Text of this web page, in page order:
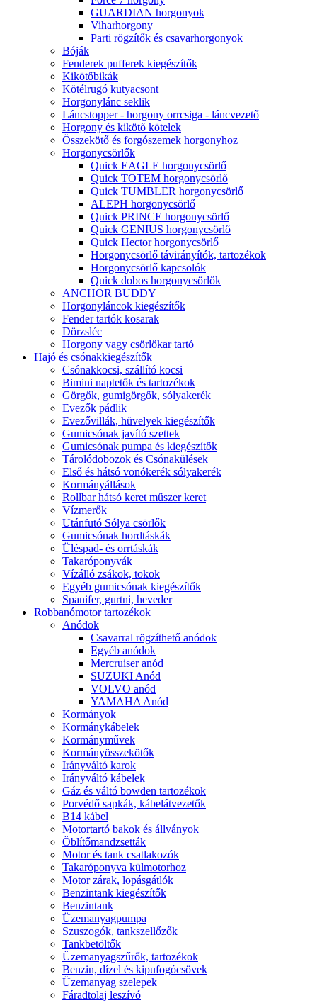
GUARDIAN horgonyok
Viharhorgony
Parti rögzítők és csavarhorgonyok
Bóják
Fenderek pufferek kiegészítők
Kikötőbikák
Kötélrugó kutyacsont
Horgonylánc seklik
Láncstopper - horgony orrcsiga - láncvezető
Horgony és kikötő kötelek
Összekötő és forgószemek horgonyhoz
Horgonycsörlők
Quick EAGLE horgonycsörlő
Quick TOTEM horgonycsörlő
Quick TUMBLER horgonycsörlő
ALEPH horgonycsörlő
Quick PRINCE horgonycsörlő
Quick GENIUS horgonycsörlő
Quick Hector horgonycsörlő
Horgonycsörlő távirányítók, tartozékok
Horgonycsörlő kapcsolók
Quick dobos horgonycsörlők
ANCHOR BUDDY
Horgonyláncok kiegészítők
Fender tartók kosarak
Dörzsléc
Horgony vagy csörlőkar tartó
Hajó és csónakkiegészítők
Csónakkocsi, szállító kocsi
Bimini naptetők és tartozékok
Görgők, gumigörgők, sólyakerék
Evezők pádlik
Evezővillák, hüvelyek kiegészítők
Gumicsónak javító szettek
Gumicsónak pumpa és kiegészítők
Tárolódobozok és Csónakülések
Első és hátsó vonókerék sólyakerék
Kormányállások
Rollbar hátsó keret műszer keret
Vízmerők
Utánfutó Sólya csörlők
Gumicsónak hordtáskák
Üléspad- és orrtáskák
Takaróponyvák
Vízálló zsákok, tokok
Egyéb gumicsónak kiegészítők
Spanifer, gurtni, heveder
Robbanómotor tartozékok
Anódok
Csavarral rögzíthető anódok
Egyéb anódok
Mercruiser anód
SUZUKI Anód
VOLVO anód
YAMAHA Anód
Kormányok
Kormánykábelek
Kormányművek
Kormányösszekötők
Irányváltó karok
Irányváltó kábelek
Gáz és váltó bowden tartozékok
Porvédő sapkák, kábelátvezetők
B14 kábel
Motortartó bakok és állványok
Öblítőmandzsetták
Motor és tank csatlakozók
Takaróponyva külmotorhoz
Motor zárak, lopásgátlók
Benzintank kiegészítők
Benzintank
Üzemanyagpumpa
Szuszogók, tankszellőzők
Tankbetöltők
Üzemanyagszűrők, tartozékok
Benzin, dízel és kipufogócsövek
Üzemanyag szelepek
Fáradtolaj leszívó